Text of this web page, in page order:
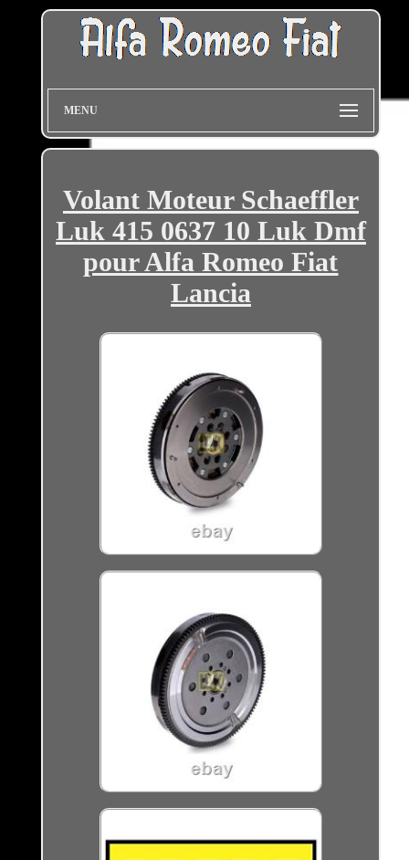
MENU
Volant Moteur Schaeffler
Luk 415 0637 10 Luk Dmf
pour Alfa Romeo Fiat
Lancia